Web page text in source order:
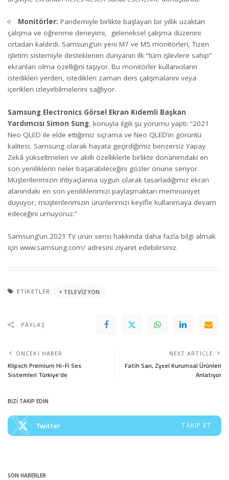
Monitörler: Pandemiyle birlikte başlayan bir yıllık uzaktan
çalışma ve öğrenme deneyimi, geleneksel çalışma düzenini
ortadan kaldırdı. Samsung’un yeni M7 ve M5 monitörleri, Tizen
işletim sistemiyle desteklenen dünyanın ilk “tüm işlevlere sahip”
ekranları olma özelliğini taşıyor. Bu monitörler kullanıcıların
istedikleri yerden, istedikleri zaman ders çalışmalarını veya
içerikleri izleyebilmelerini sağlıyor.
Samsung Electronics Görsel Ekran Kıdemli Başkan
Yardımcısı Simon Sung, konuyla ilgili şu yorumu yaptı: “2021
Neo QLED ile elde ettiğimiz sıçrama ve Neo QLED’in görüntü
kalitesi, Samsung olarak hayata geçirdiğimiz benzersiz Yapay
Zekâ yükseltmeleri ve akıllı özelliklerle birlikte donanımdaki en
son yeniliklerin neler başarabileceğini gözler önüne seriyor.
Müşterilerimizin ihtiyaçlarına uygun olarak tasarladığımız ekran
alanındaki en son yeniliklerimizi paylaşmaktan memnuniyet
duyuyor, müşterilerimizin ürünlerimizi keyifle kullanmaya devam
edeceğini umuyoruz.”
Samsung’un 2021 TV ürün serisi hakkında daha fazla bilgi almak
için www.samsung.com/ adresini ziyaret edebilirsiniz.
ETIKETLER: TELEVIZYON
PAYLAŞ
ÖNCEKI HABER
Klipsch Premium Hi-Fi Ses
Sistemleri Türkiye’de
NEXT ARTICLE
Fatih Sarı, Zyxel Kurumsal Ürünleri
Anlatıyor
BİZİ TAKİP EDİN
Twitter TAKIP ET
SON HABERLER